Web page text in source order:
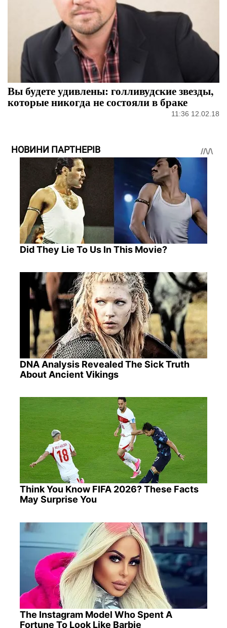
Вы будете удивлены: голливудские звезды,
которые никогда не состояли в браке
11:36 12.02.18
НОВИНИ ПАРТНЕРІВ
Did They Lie To Us In This Movie?
DNA Analysis Revealed The Sick Truth
About Ancient Vikings
Think You Know FIFA 2026? These Facts
May Surprise You
The Instagram Model Who Spent A
Fortune To Look Like Barbie